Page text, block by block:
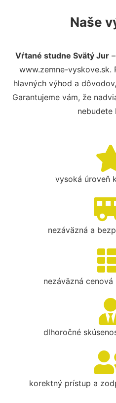
Naše
Vŕtané studne Svätý Jur
www.zemne-vyskove.sk.
hlavných výhod a
Garantujeme vám, že
nebudete
vysoká úroveň
nezáväzná a
nezáväzná
dlhoročné
korektný prístup a